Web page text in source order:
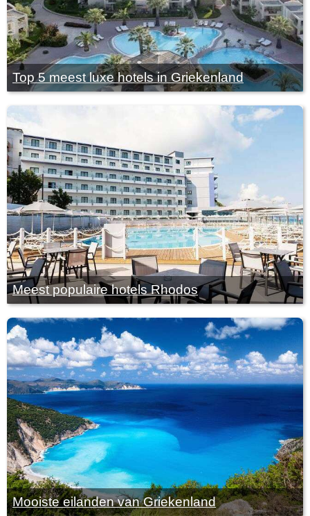
Top 5 meest luxe hotels in Griekenland
Meest populaire hotels Rhodos
Mooiste eilanden van Griekenland